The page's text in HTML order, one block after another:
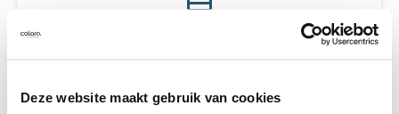
Deze website maakt gebruik van cookies
Ontdek er kleurechte stalen van je
Bekijk er de bijhorende tinten om je kleur